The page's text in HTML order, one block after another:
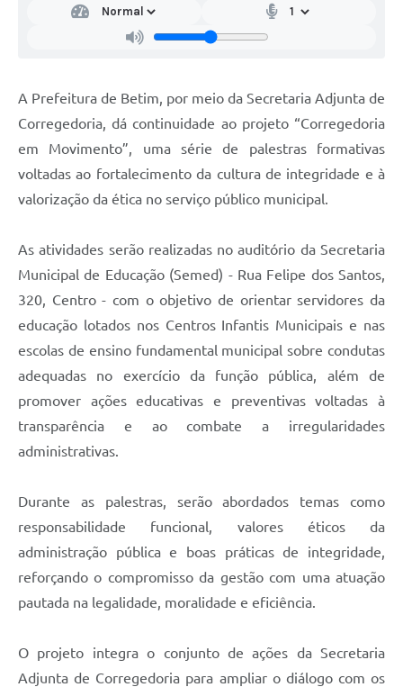
A Prefeitura de Betim, por meio da Secretaria Adjunta de
Corregedoria, dá continuidade ao projeto “Corregedoria
em Movimento”, uma série de palestras formativas
voltadas ao fortalecimento da cultura de integridade e à
valorização da ética no serviço público municipal.
As atividades serão realizadas no auditório da Secretaria
Municipal de Educação (Semed) - Rua Felipe dos Santos,
320, Centro - com o objetivo de orientar servidores da
educação lotados nos Centros Infantis Municipais e nas
escolas de ensino fundamental municipal sobre condutas
adequadas no exercício da função pública, além de
promover ações educativas e preventivas voltadas à
transparência e ao combate a irregularidades
administrativas.
Durante as palestras, serão abordados temas como
responsabilidade funcional, valores éticos da
administração pública e boas práticas de integridade,
reforçando o compromisso da gestão com uma atuação
pautada na legalidade, moralidade e eficiência.
O projeto integra o conjunto de ações da Secretaria
Adjunta de Corregedoria para ampliar o diálogo com os